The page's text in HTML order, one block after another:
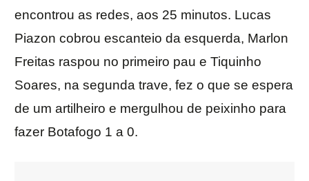
encontrou as redes, aos 25 minutos. Lucas
Piazon cobrou escanteio da esquerda, Marlon
Freitas raspou no primeiro pau e Tiquinho
Soares, na segunda trave, fez o que se espera
de um artilheiro e mergulhou de peixinho para
fazer Botafogo 1 a 0.